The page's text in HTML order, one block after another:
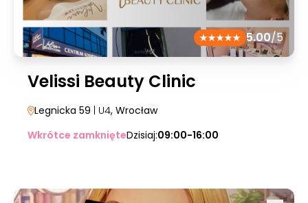
5.00/5
Velissi Beauty Clinic
Legnicka 59 | U4, Wrocław
Wkrótce zamknięteDzisiaj:09:00-16:00